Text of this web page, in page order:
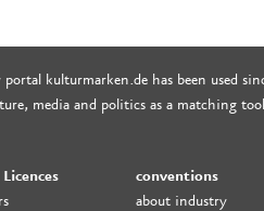
kulturmarken.de has been used
media and politics as a matching
conventions
about industry